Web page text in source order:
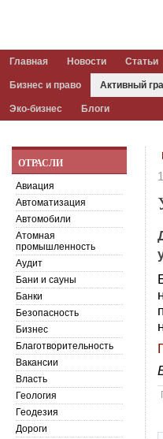
Главная Новости Статьи
Бизнес и право Активный
Эко-бизнес Блоги
ОТРАСЛИ
Авиация
Автоматизация
Автомобили
Атомная
промышленность
Аудит
Бани и сауны
Банки
Безопасность
Бизнес
Благотворительность
Вакансии
Власть
Геология
Геодезия
Дороги